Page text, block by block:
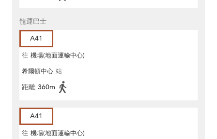
龍運巴士
A41
往 機場(地面運輸中心)
希爾頓中心 站
距離 360m
A41
往 機場(地面運輸中心)